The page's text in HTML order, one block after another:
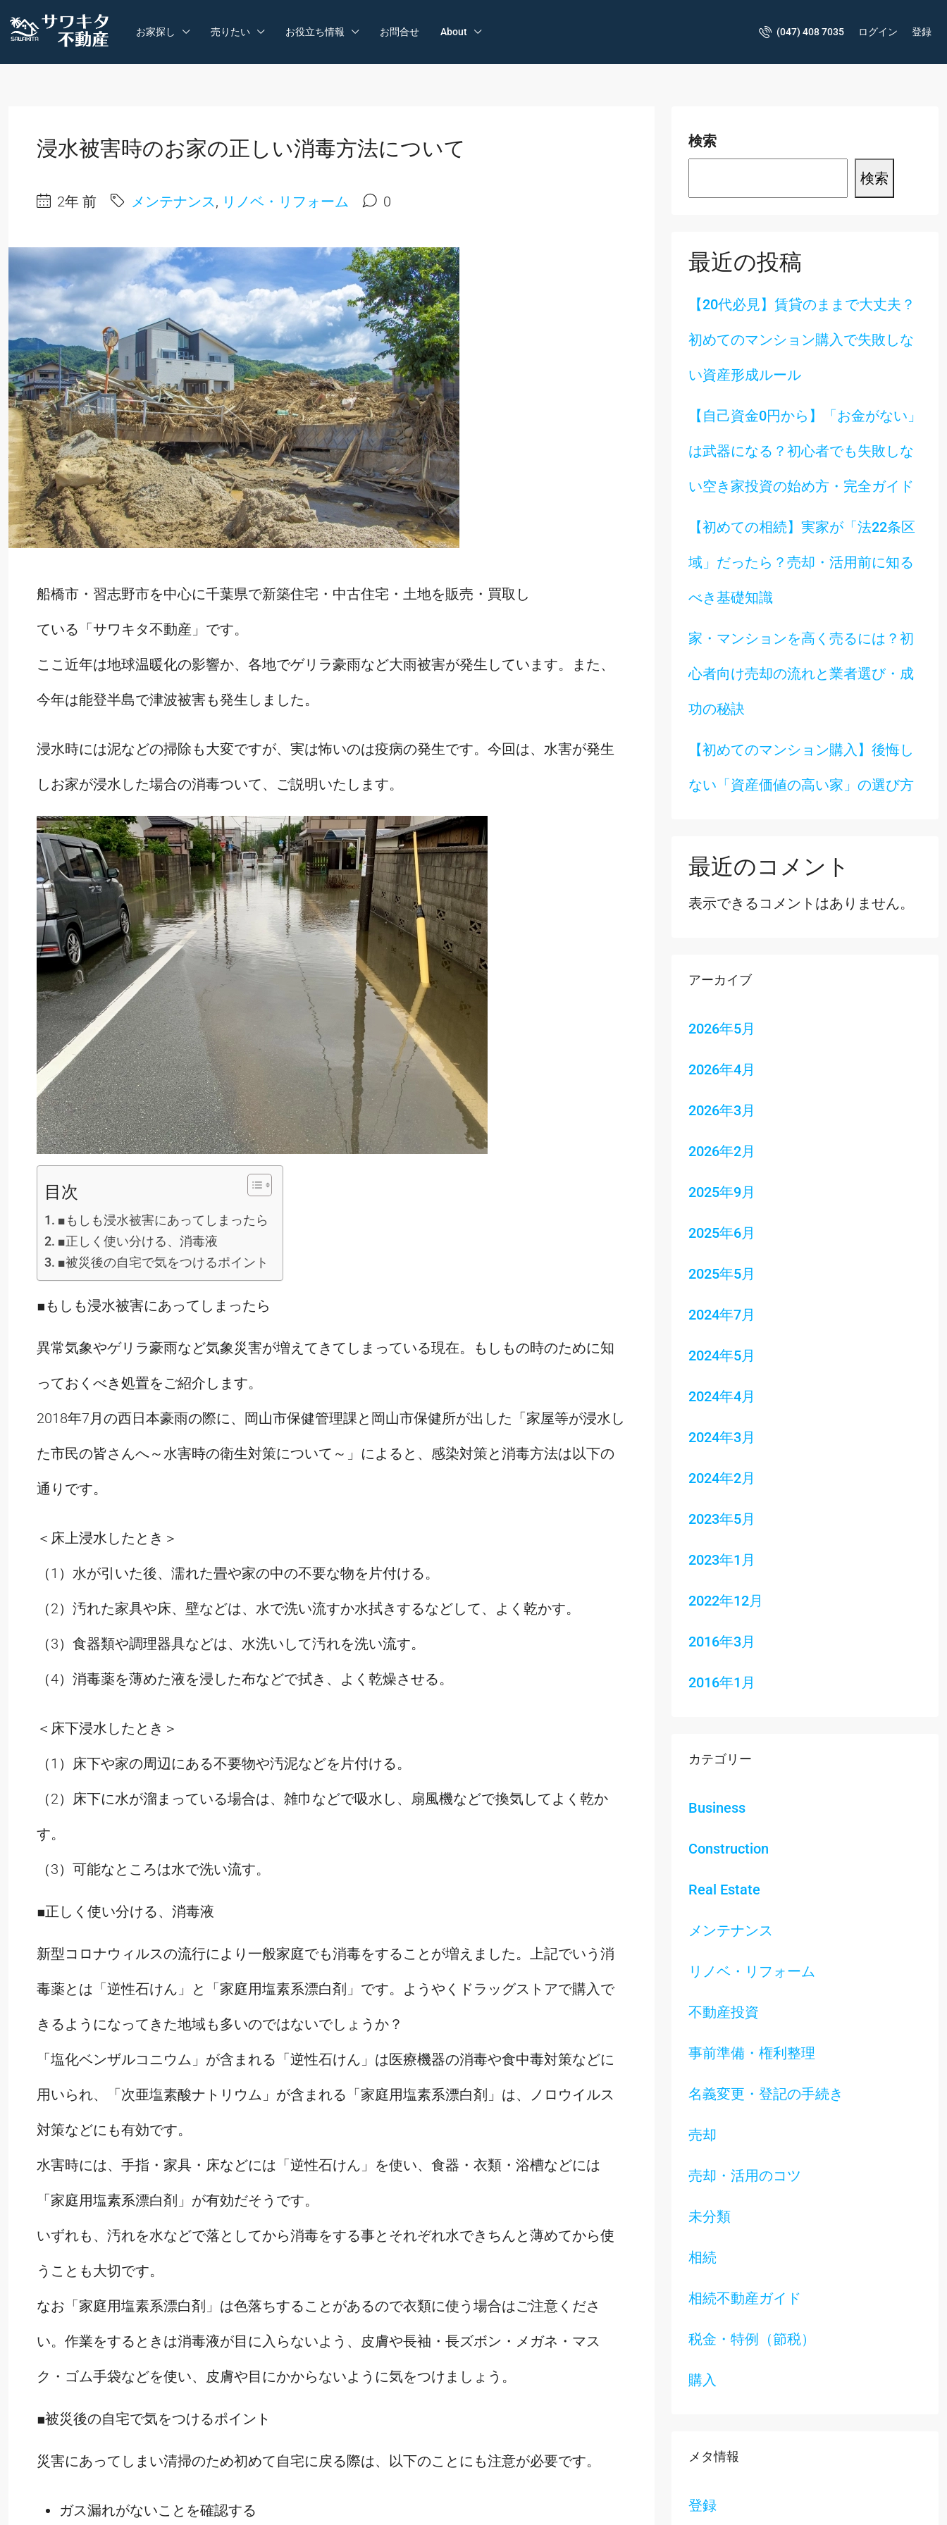
お家探し 売りたい お役立ち情報 お問合せ About (047) 408 7035 ログイン 登録
浸水被害時のお家の正しい消毒方法について
2年 前 メンテナンス, リノベ・リフォーム 0
船橋市・習志野市を中心に千葉県で新築住宅・中古住宅・土地を販売・買取し
ている「サワキタ不動産」です。
ここ近年は地球温暖化の影響か、各地でゲリラ豪雨など大雨被害が発生しています。また、
今年は能登半島で津波被害も発生しました。
浸水時には泥などの掃除も大変ですが、実は怖いのは疫病の発生です。今回は、水害が発生
しお家が浸水した場合の消毒ついて、ご説明いたします。
目次
■もしも浸水被害にあってしまったら
■正しく使い分ける、消毒液
■被災後の自宅で気をつけるポイント
■もしも浸水被害にあってしまったら
異常気象やゲリラ豪雨など気象災害が増えてきてしまっている現在。もしもの時のために知
っておくべき処置をご紹介します。
2018年7月の西日本豪雨の際に、岡山市保健管理課と岡山市保健所が出した「家屋等が浸水し
た市民の皆さんへ～水害時の衛生対策について～」によると、感染対策と消毒方法は以下の
通りです。
＜床上浸水したとき＞
（1）水が引いた後、濡れた畳や家の中の不要な物を片付ける。
（2）汚れた家具や床、壁などは、水で洗い流すか水拭きするなどして、よく乾かす。
（3）食器類や調理器具などは、水洗いして汚れを洗い流す。
（4）消毒薬を薄めた液を浸した布などで拭き、よく乾燥させる。
＜床下浸水したとき＞
（1）床下や家の周辺にある不要物や汚泥などを片付ける。
（2）床下に水が溜まっている場合は、雑巾などで吸水し、扇風機などで換気してよく乾か
す。
（3）可能なところは水で洗い流す。
■正しく使い分ける、消毒液
新型コロナウィルスの流行により一般家庭でも消毒をすることが増えました。上記でいう消
毒薬とは「逆性石けん」と「家庭用塩素系漂白剤」です。ようやくドラッグストアで購入で
きるようになってきた地域も多いのではないでしょうか？
「塩化ベンザルコニウム」が含まれる「逆性石けん」は医療機器の消毒や食中毒対策などに
用いられ、「次亜塩素酸ナトリウム」が含まれる「家庭用塩素系漂白剤」は、ノロウイルス
対策などにも有効です。
水害時には、手指・家具・床などには「逆性石けん」を使い、食器・衣類・浴槽などには
「家庭用塩素系漂白剤」が有効だそうです。
いずれも、汚れを水などで落としてから消毒をする事とそれぞれ水できちんと薄めてから使
うことも大切です。
なお「家庭用塩素系漂白剤」は色落ちすることがあるので衣類に使う場合はご注意くださ
い。作業をするときは消毒液が目に入らないよう、皮膚や長袖・長ズボン・メガネ・マス
ク・ゴム手袋などを使い、皮膚や目にかからないように気をつけましょう。
■被災後の自宅で気をつけるポイント
災害にあってしまい清掃のため初めて自宅に戻る際は、以下のことにも注意が必要です。
ガス漏れがないことを確認する
検索
検索
最近の投稿
【20代必見】賃貸のままで大丈夫？
初めてのマンション購入で失敗しな
い資産形成ルール
【自己資金0円から】「お金がない」
は武器になる？初心者でも失敗しな
い空き家投資の始め方・完全ガイド
【初めての相続】実家が「法22条区
域」だったら？売却・活用前に知る
べき基礎知識
家・マンションを高く売るには？初
心者向け売却の流れと業者選び・成
功の秘訣
【初めてのマンション購入】後悔し
ない「資産価値の高い家」の選び方
最近のコメント
表示できるコメントはありません。
アーカイブ
2026年5月
2026年4月
2026年3月
2026年2月
2025年9月
2025年6月
2025年5月
2024年7月
2024年5月
2024年4月
2024年3月
2024年2月
2023年5月
2023年1月
2022年12月
2016年3月
2016年1月
カテゴリー
Business
Construction
Real Estate
メンテナンス
リノベ・リフォーム
不動産投資
事前準備・権利整理
名義変更・登記の手続き
売却
売却・活用のコツ
未分類
相続
相続不動産ガイド
税金・特例（節税）
購入
メタ情報
登録